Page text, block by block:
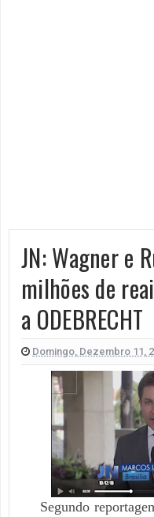
JN: Wagner e
milhões de
a ODEBRECHT
Domingo, Dezembro 11,
Segundo